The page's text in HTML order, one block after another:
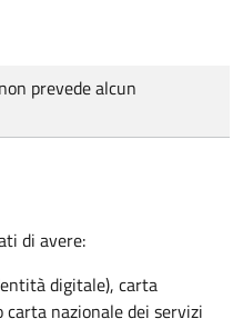
prevede alcun
di avere:
digitale), carta
carta nazionale dei servizi